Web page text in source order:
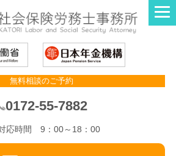
無料相談のご予約
0172-55-7882
応時間 9：00～18：00